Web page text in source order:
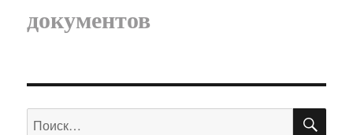
документов
Искать: